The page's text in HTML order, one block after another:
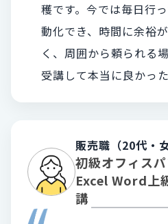
穫です。今では毎日行
動化でき、時間に余裕
く、周囲から頼られる
受講して本当に良かっ
販売職（20代・女
初級オフィス
Excel Word上
講